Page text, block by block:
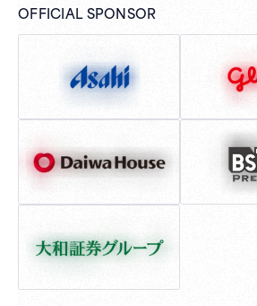
OFFICIAL SPONSOR